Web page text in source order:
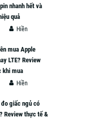
nhanh hết và
quả
Hiền
mua Apple
LTE? Review
khi mua
Hiền
giấc ngủ có
Review thực tế &